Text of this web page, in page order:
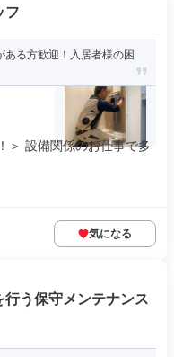
フ
る方歓迎！入居者様の困
＞ 設備関係のお仕事で多
気になる
行う保守メンテナンス